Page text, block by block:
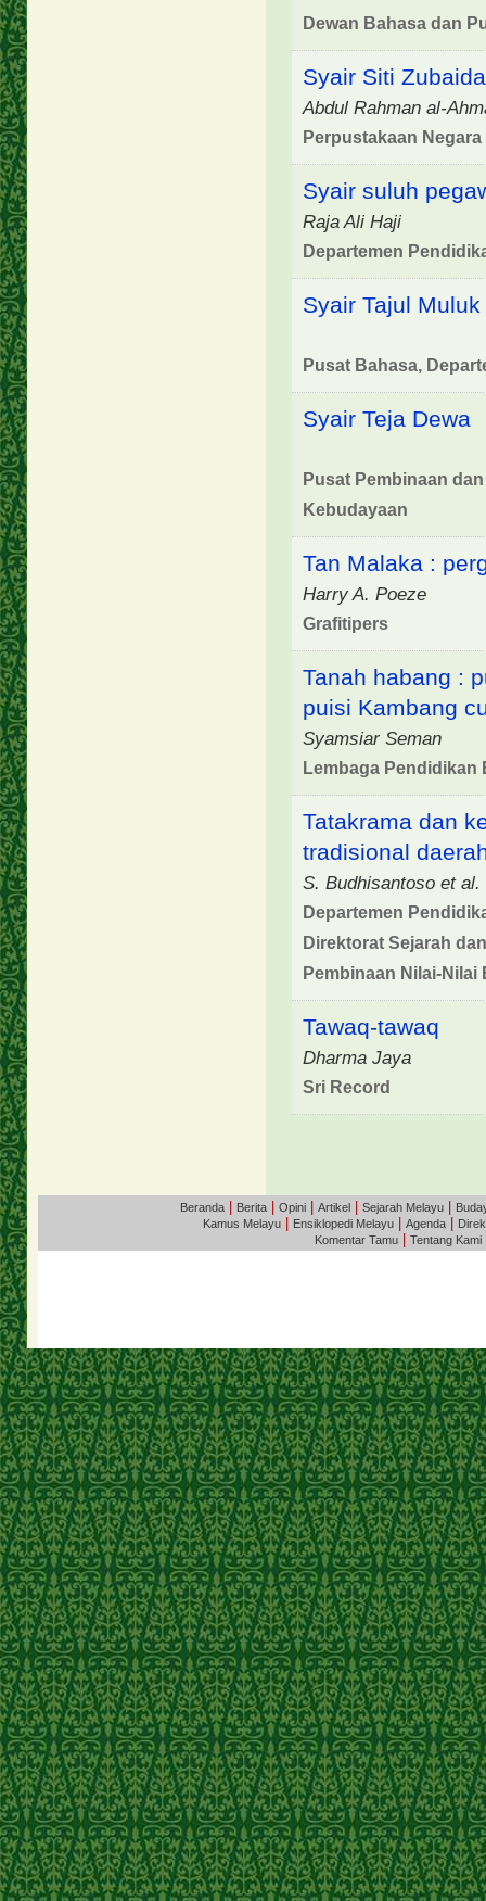
Dewan Bahasa dan
Syair Siti
Abdul Rahman al-
Perpustakaan Negara
Syair suluh
Raja Ali Haji
Departemen
Syair Tajul Muluk
Pusat Bahasa,
Syair Teja Dewa
Pusat Pembinaan
Kebudayaan
Tan Malaka :
Harry A. Poeze
Grafitipers
Tanah habang :
puisi Kambang
Syamsiar Seman
Lembaga Pendidikan
Tatakrama dan
tradisional
S. Budhisantoso et al.
Departemen
Direktorat Sejarah
Pembinaan Nilai-Nilai
Tawaq-tawaq
Dharma Jaya
Sri Record
Beranda Berita Opini Artikel Sejarah Melayu
Kamus Melayu
Ensiklopedi Melayu Agenda
Komentar Tamu
Tentang Kami